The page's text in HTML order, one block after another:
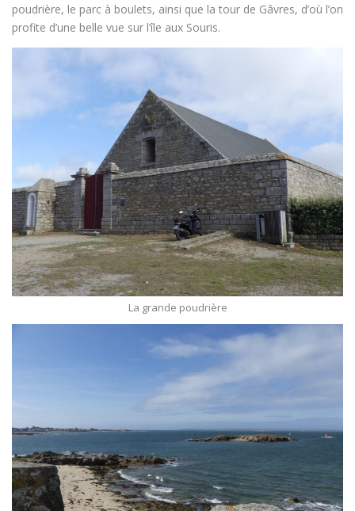
poudrière, le parc à boulets, ainsi que la tour de Gâvres, d’où l’on
profite d’une belle vue sur l’île aux Souris.
La grande poudrière